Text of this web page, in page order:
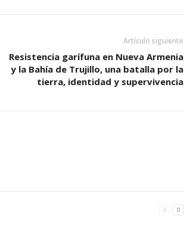
Artículo siguiente
Resistencia garífuna en Nueva Armenia
y la Bahía de Trujillo, una batalla por la
tierra, identidad y supervivencia